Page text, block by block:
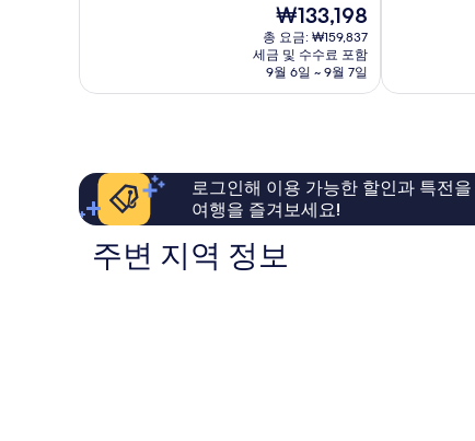
우
요,
이
용
기
1,010
현
재
요
금
₩133,198
₩133,198
총 요금: ₩159,837
세금 및 수수료 포함
9월 6일 ~ 9월 7일
륭
용
후
로그인해 이용 가능한 할인과 특전
여행을 즐겨보세요!
주변 지역 정보